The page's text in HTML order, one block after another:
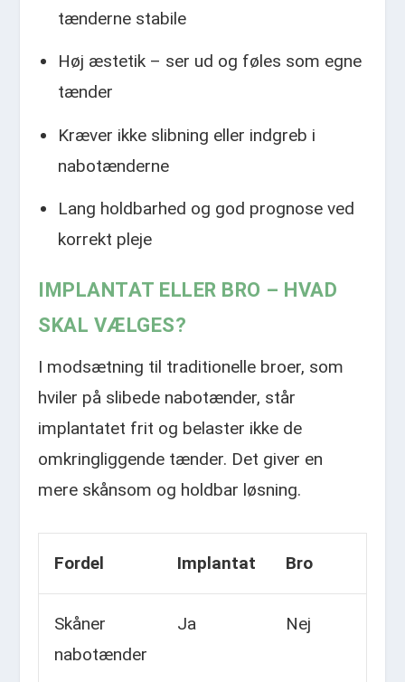
tænderne stabile
Høj æstetik – ser ud og føles som egne
tænder
Kræver ikke slibning eller indgreb i
nabotænderne
Lang holdbarhed og god prognose ved
korrekt pleje
IMPLANTAT ELLER BRO – HVAD
SKAL VÆLGES?
I modsætning til traditionelle broer, som
hviler på slibede nabotænder, står
implantatet frit og belaster ikke de
omkringliggende tænder. Det giver en
mere skånsom og holdbar løsning.​
Fordel Implantat Bro
Skåner
nabotænder
Ja Nej